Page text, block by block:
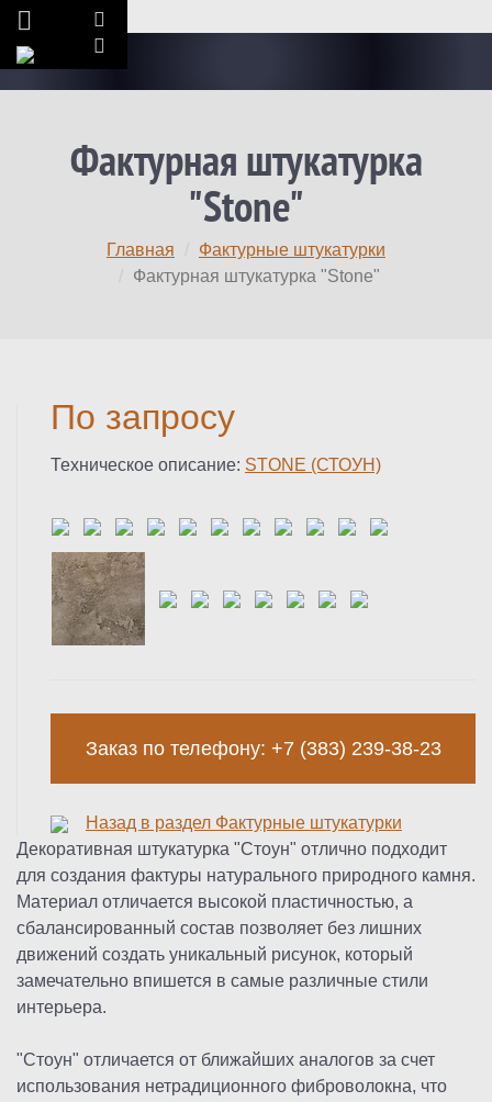
Фактурная штукатурка
"Stone"
Главная
Фактурные штукатурки
Фактурная штукатурка "Stone"
По запросу
Техническое описание: STONE (СТОУН)
Заказ по телефону: +7 (383) 239-38-23
Назад в раздел Фактурные штукатурки
Декоративная штукатурка "Стоун" отлично подходит
для создания фактуры натурального природного камня.
Материал отличается высокой пластичностью, а
сбалансированный состав позволяет без лишних
движений создать уникальный рисунок, который
замечательно впишется в самые различные стили
интерьера.
"Стоун" отличается от ближайших аналогов за счет
использования нетрадиционного фиброволокна, что